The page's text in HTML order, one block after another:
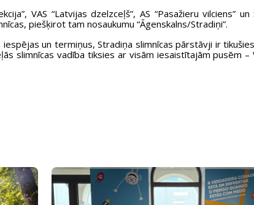
VAS “Latvijas dzelzceļš”, AS “Pasažieru
piešķirot tam nosaukumu “Āgenskalns/Stradiņi”.
un termiņus, Stradiņa slimnīcas pārstāvji ir
slimnīcas vadība tiksies ar visām iesaistītajām pusēm –